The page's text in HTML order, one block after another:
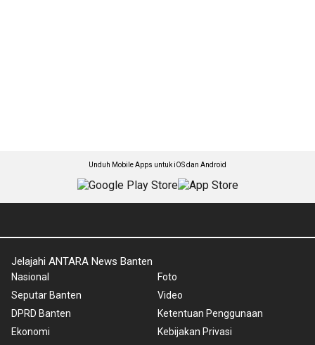
Unduh Mobile Apps untuk iOS dan Android
Jelajahi ANTARA News Banten
Nasional
Seputar Banten
DPRD Banten
Ekonomi
Foto
Video
Ketentuan Penggunaan
Kebijakan Privasi